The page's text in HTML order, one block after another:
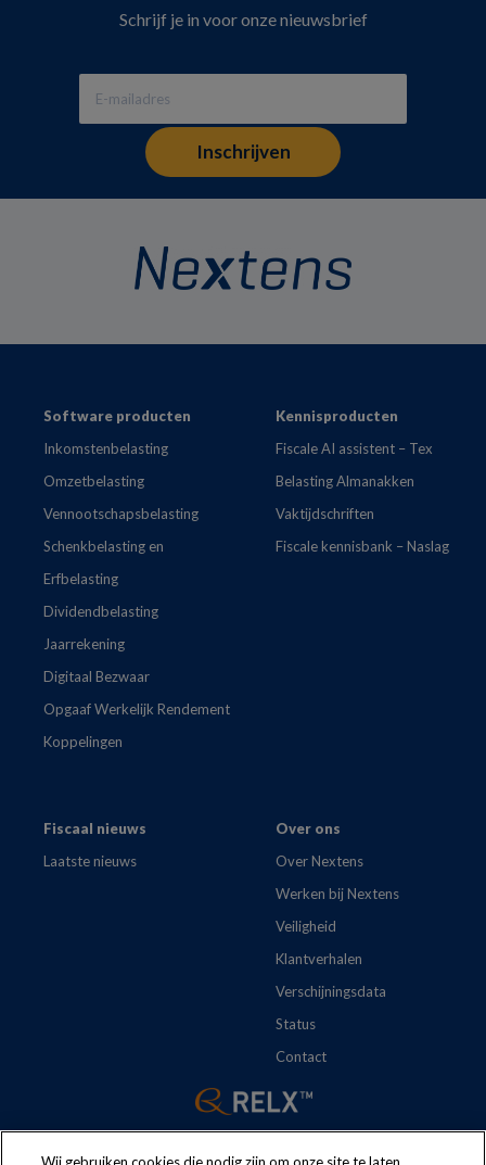
Schrijf je in voor onze nieuwsbrief
FooterSoftware producten
Inkomstenbelasting
Omzetbelasting
Vennootschapsbelasting
Schenkbelasting en
Erfbelasting
Dividendbelasting
Jaarrekening
Digitaal Bezwaar
Opgaaf Werkelijk Rendement
Koppelingen
Kennisproducten
Fiscale AI assistent – Tex
Belasting Almanakken
Vaktijdschriften
Fiscale kennisbank – Naslag
Fiscaal nieuws
Laatste nieuws
Over ons
Over Nextens
Werken bij Nextens
Veiligheid
Klantverhalen
Verschijningsdata
Status
Contact